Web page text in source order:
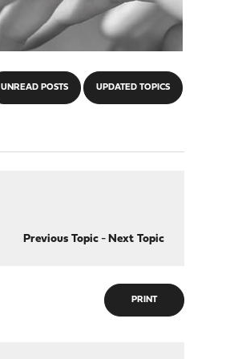
UNREAD POSTS UPDATED TOPICS
Previous Topic- Next Topic
PRINT